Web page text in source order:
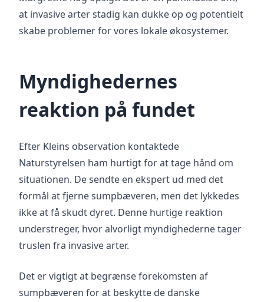
at invasive arter stadig kan dukke op og potentielt
skabe problemer for vores lokale økosystemer.
Myndighedernes
reaktion på fundet
Efter Kleins observation kontaktede
Naturstyrelsen ham hurtigt for at tage hånd om
situationen. De sendte en ekspert ud med det
formål at fjerne sumpbæveren, men det lykkedes
ikke at få skudt dyret. Denne hurtige reaktion
understreger, hvor alvorligt myndighederne tager
truslen fra invasive arter.
Det er vigtigt at begrænse forekomsten af
sumpbæveren for at beskytte de danske